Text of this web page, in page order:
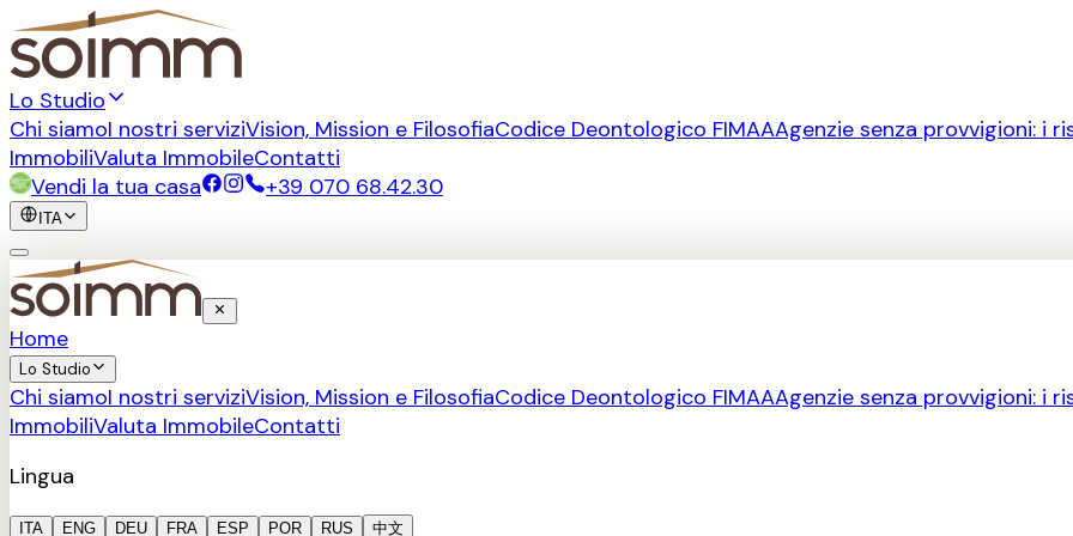
Lo Studio
Chi siamoI nostri serviziVision, Mission e FilosofiaCodice Deontologico FIMAAAgenzie senza provvigioni: i
ImmobiliValuta ImmobileContatti
Vendi la tua casa
+39 070 68.42.30
ITA
Home
Lo Studio
Chi siamoI nostri serviziVision, Mission e FilosofiaCodice Deontologico FIMAAAgenzie senza provvigioni: i
ImmobiliValuta ImmobileContatti
Lingua
ITA ENG DEU FRA ESP POR RUS 中文